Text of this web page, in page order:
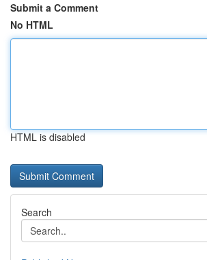
Submit a Comment
No HTML
HTML is disabled
Search